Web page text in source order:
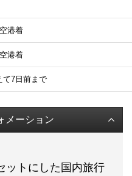
港着
港着
て7日前まで
メーション
ットにした国内旅行